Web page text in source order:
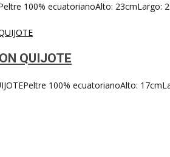
100% ecuatorianoAlto: 23cmLargo:
QUIJOTE
100% ecuatorianoAlto: